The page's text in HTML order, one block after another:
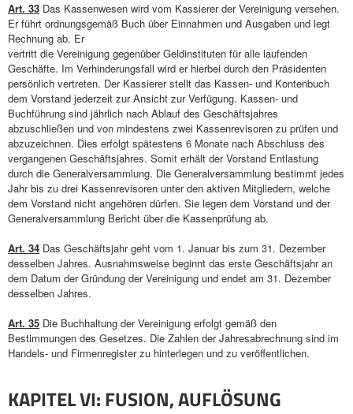
Art. 33 Das Kassenwesen wird vom Kassierer der Vereinigung versehen.
Er führt ordnungsgemäß Buch über Einnahmen und Ausgaben und legt
Rechnung ab. Er
vertritt die Vereinigung gegenüber Geldinstituten für alle laufenden
Geschäfte. Im Verhinderungsfall wird er hierbei durch den Präsidenten
persönlich vertreten. Der Kassierer stellt das Kassen- und Kontenbuch
dem Vorstand jederzeit zur Ansicht zur Verfügung. Kassen- und
Buchführung sind jährlich nach Ablauf des Geschäftsjahres
abzuschließen und von mindestens zwei Kassenrevisoren zu prüfen und
abzuzeichnen. Dies erfolgt spätestens 6 Monate nach Abschluss des
vergangenen Geschäftsjahres. Somit erhält der Vorstand Entlastung
durch die Generalversammlung. Die Generalversammlung bestimmt jedes
Jahr bis zu drei Kassenrevisoren unter den aktiven Mitgliedern, welche
dem Vorstand nicht angehören dürfen. Sie legen dem Vorstand und der
Generalversammlung Bericht über die Kassenprüfung ab.
Art. 34 Das Geschäftsjahr geht vom 1. Januar bis zum 31. Dezember
desselben Jahres. Ausnahmsweise beginnt das erste Geschäftsjahr an
dem Datum der Gründung der Vereinigung und endet am 31. Dezember
desselben Jahres.
Art. 35 Die Buchhaltung der Vereinigung erfolgt gemäß den
Bestimmungen des Gesetzes. Die Zahlen der Jahresabrechnung sind im
Handels- und Firmenregister zu hinterlegen und zu veröffentlichen.
KAPITEL VI: FUSION, AUFLÖSUNG